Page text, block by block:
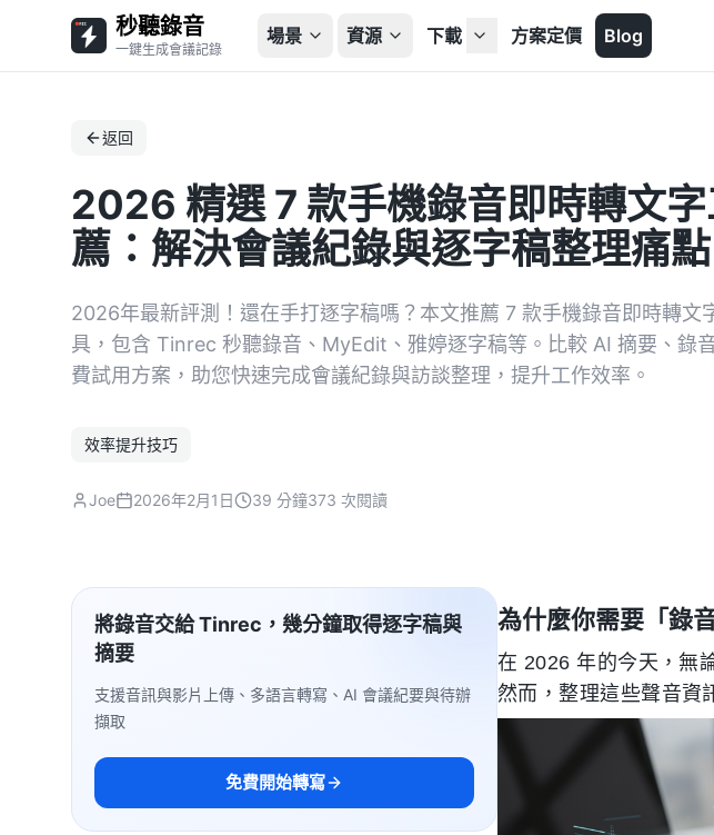
秒聽錄音
一鍵生成會議記錄
場景 資源 下載 方案定價 Blog
返回
2026 精選 7 款手機錄音即時轉文
薦：解決會議紀錄與逐字稿整理痛點
2026年最新評測！還在手打逐字稿嗎？本文推薦 7 款手機錄音即時轉文
具，包含 Tinrec 秒聽錄音、MyEdit、雅婷逐字稿等。比較 AI 摘要、錄
費試用方案，助您快速完成會議紀錄與訪談整理，提升工作效率。
效率提升技巧
Joe 2026年2月1日 39 分鐘373 次閱讀
將錄音交給 Tinrec，幾分鐘取得逐字稿與
摘要
支援音訊與影片上傳、多語言轉寫、AI 會議紀要與待辦
擷取
免費開始轉寫
為什麼你需要「錄
在 2026 年的今天，無
然而，整理這些聲音資